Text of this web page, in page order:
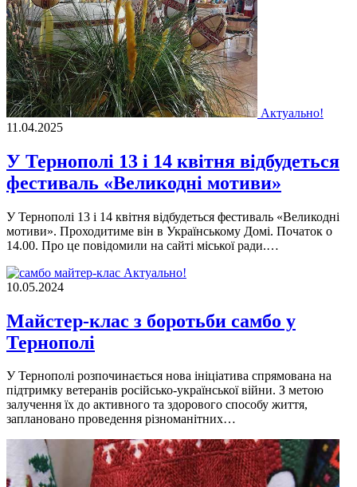
Актуально!
11.04.2025
У Тернополі 13 і 14 квітня відбудеться
фестиваль «Великодні мотиви»
У Тернополі 13 і 14 квітня відбудеться фестиваль «Великодні
мотиви». Проходитиме він в Українському Домі. Початок о
14.00. Про це повідомили на сайті міської ради.…
Актуально!
10.05.2024
Майстер-клас з боротьби самбо у
Тернополі
У Тернополi розпочинається нова iнiцiатива спрямована на
пiдтримку ветеранiв росiйсько-української вiйни. З метою
залучення їх до активного та здорового способу життя,
заплановано проведення рiзноманiтних…